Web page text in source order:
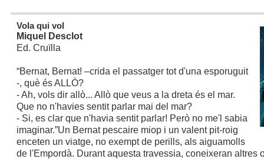
Vola qui vol
Miquel Desclot
Ed. Cruïlla
“Bernat, Bernat! –crida el passatger tot d'una esporuguit
-, què és ALLÒ?
- Ah, vols dir allò... Allò que veus a la dreta és el mar.
Que no n'havies sentit parlar mai del mar?
- Si, es clar que n'havia sentit parlar! Però no me'l sabia
imaginar.”Un Bernat pescaire miop i un valent pit-roig
enceten un viatge, no exempt de perills, als aiguamolls
de l'Empordà. Durant aquesta travessia, coneixeran altres